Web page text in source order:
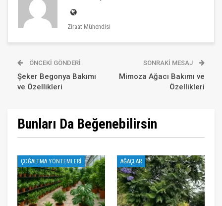
Ziraat Mühendisi
ÖNCEKI GÖNDERI
Şeker Begonya Bakımı
ve Özellikleri
SONRAKI MESAJ
Mimoza Ağacı Bakımı ve
Özellikleri
Bunları Da Beğenebilirsin
ÇOĞALTMA YÖNTEMLERI AĞAÇLAR